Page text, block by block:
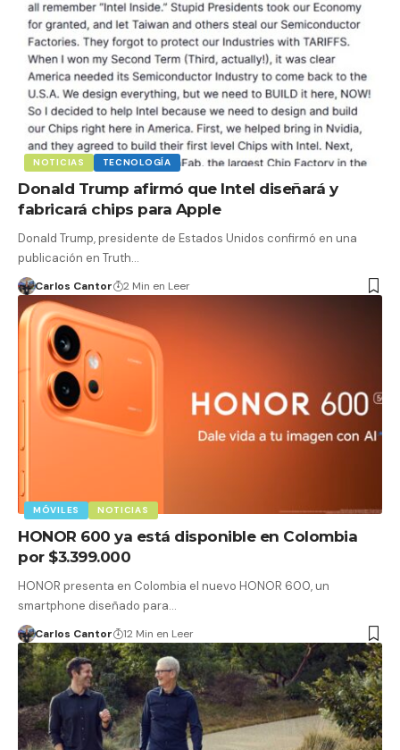
NOTICIAS TECNOLOGÍA
Donald Trump afirmó que Intel diseñará y
fabricará chips para Apple
Donald Trump, presidente de Estados Unidos confirmó en una
publicación en Truth…
Carlos Cantor 2 Min en Leer
MÓVILES NOTICIAS
HONOR 600 ya está disponible en Colombia
por $3.399.000
HONOR presenta en Colombia el nuevo HONOR 600, un
smartphone diseñado para…
Carlos Cantor 12 Min en Leer